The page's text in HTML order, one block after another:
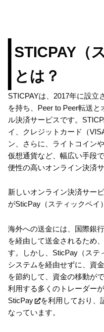
STICPAY（
とは？
STICPAYは、2017年に設立
を持ち、Peer to Peer転送
ル決済サービスです。
イ、クレジットカード（
ン、さらに、ライトコイン
仮想通貨など、幅広い手段
便性の高いオンライン決済サ
新しいオンライン決済サー
がSticPay（スティックペイ
海外への送金には、国際銀
を経由して送金されるため
す。しかし、SticPay（ステ
システムを経由せずに、資
を節約して、資金の移動が
利用する多くのトレーダーが
SticPay
を利用しており、
なっています。